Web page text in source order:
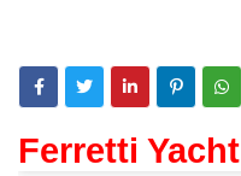
Ferretti Yacht